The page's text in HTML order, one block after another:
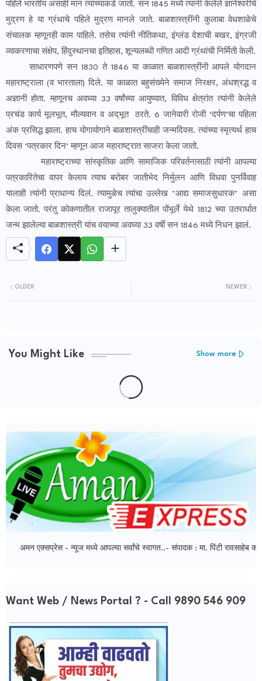
पहिले भारतीय असाही मान त्यांच्याकडे जातो. सन 1845 मध्ये त्यांनी केलेले ज्ञानेश्वरीचे
मुद्रण हे या ग्रंथाचे पहिले मुद्रण मानले जाते. बाळशास्त्रींनी कुलाबा वेधशाळेचे
संचालक म्हणूनही काम पाहिले. तसेच त्यांनी नीतिकथा, इंग्लंड देशाची बखर, इंग्रजी
व्याकरणाचा संक्षेप, हिंदुस्थानचा इतिहास, शून्यलब्धी गणित आदी ग्रंथांची निर्मिती केली.
साधारणपणे सन 1830 ते 1846 या काळात बाळशास्त्रींनी आपले योगदान
महाराष्ट्राला (व भारताला) दिले. या काळात बहुसंख्येने समाज निरक्षर, अंधश्रद्ध व
अज्ञानी होता. म्हणूनच अवघ्या 33 वर्षांच्या आयुष्यात, विविध क्षेत्रांत त्यांनी केलेले
प्रचंड कार्य मूलभूत, मौल्यवान व अद्‌भूत ठरते. 6 जानेवारी रोजी ‘दर्पण’चा पहिला
अंक प्रसिद्ध झाला. हाच योगायोगाने बाळशास्त्रींचाही जन्मदिवस. त्यांच्या स्मृत्यर्थ हाच
दिवस ‘पत्रकार दिन’ म्हणून आज महाराष्ट्रात साजरा केला जातो.
महाराष्ट्राच्या सांस्कृतिक आणि सामाजिक परिवर्तनासाठी त्यांनी आपल्या
पत्रकारितेचा वापर केलाय त्याच बरोबर जातीभेद निर्मुलन आणि विधवा पुनर्विवाह
यालाही त्यांनी प्राधान्य दिलं. त्यामुळेच त्यांचा उल्लेख "आद्य समाजसुधारक" असा
केला जातो. परंतु कोकणातील राजापूर तालुक्यातील पोंभूर्ले येथे 1812 च्या उतरार्धात
जन्म झालेल्या बाळशास्त्री यांच वयाच्या अवघ्या 33 वर्षी सन 1846 मध्ये निधन झालं.
NEWER
OLDER
You Might Like Show more
- न्यूज मध्ये आपल्या सर्वांचे स्वागत..- संपादक : मा. पिंटी रावसाहेब कागवाडकर /
Want Web / News Portal ? - Call 9890 546 909